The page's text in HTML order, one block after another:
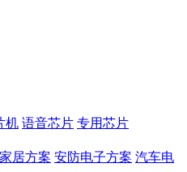
机 语音芯片 专用芯片
居方案 安防电子方案 汽车电